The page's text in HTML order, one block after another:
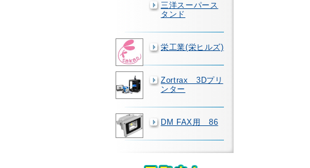
三洋スーパース
タンド
栄工業(栄ヒルズ)
Zortrax 3Dプリ
ンター
DM FAX用 86